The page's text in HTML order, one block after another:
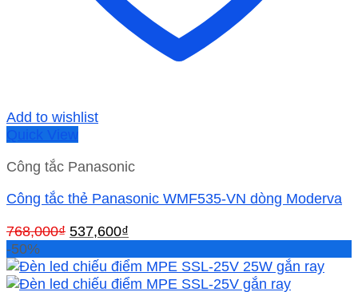
Add to wishlist
Quick View
Công tắc Panasonic
Công tắc thẻ Panasonic WMF535-VN dòng Moderva
768,000₫ Giá
là:
768,000₫.
537,600₫
tại
là:
-50%